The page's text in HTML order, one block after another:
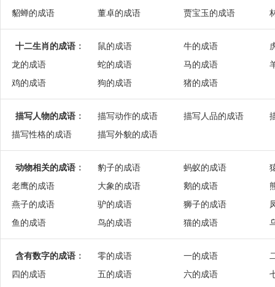
貂蝉的成语
董卓的成语 贾宝玉的成语
十二生肖的成语 ： 鼠的成语 牛的成语
龙的成语
蛇的成语 马的成语
鸡的成语
狗的成语 猪的成语
描写人物的成语 ： 描写动作的成语 描写人品的成语
描写性格的成语
描写外貌的成语
动物相关的成语 ： 豹子的成语 蚂蚁的成语
老鹰的成语
大象的成语 鹅的成语
燕子的成语
驴的成语 狮子的成语
鱼的成语
鸟的成语 猫的成语
含有数字的成语 ： 零的成语 一的成语
四的成语
五的成语 六的成语